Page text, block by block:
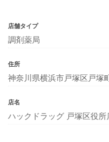
店舗タイプ
調剤薬局
住所
神奈川県横浜市戸塚区戸塚
店名
ハックドラッグ 戸塚区役